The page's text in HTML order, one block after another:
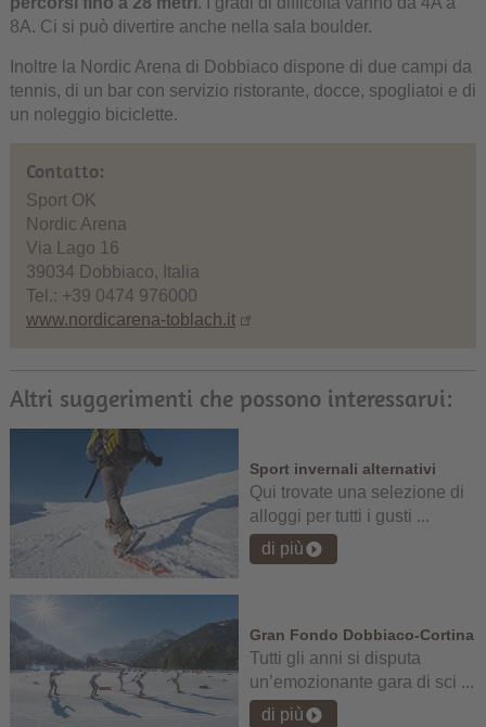
8A. Ci si può divertire anche nella sala boulder.
Inoltre la Nordic Arena di Dobbiaco dispone di due campi da
tennis, di un bar con servizio ristorante, docce, spogliatoi e di
un noleggio biciclette.
Contatto:
Sport OK
Nordic Arena
Via Lago 16
39034 Dobbiaco, Italia
Tel.: +39 0474 976000
www.nordicarena-toblach.it
Altri suggerimenti che possono interessarvi:
Sport invernali alternativi
Qui trovate una selezione di
alloggi per tutti i gusti ...
di più
Gran Fondo Dobbiaco-Cortina
Tutti gli anni si disputa
un’emozionante gara di sci ...
di più